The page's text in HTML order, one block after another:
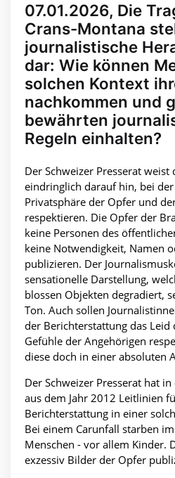
07.01.2026, Die
Crans-Montana
journalistische
dar: Wie können
solchen Kontext
nachkommen und
bewährten
Regeln einhalten?
Der Schweizer Presserat
eindringlich darauf hin, bei
Privatsphäre der Opfer und
respektieren. Die Opfer der
keine Personen des
keine Notwendigkeit, Namen
publizieren. Der
sensationelle Darstellung,
blossen Objekten degradiert,
Ton. Auch sollen
der Berichterstattung das
Gefühle der Angehörigen
diese doch in einer absoluten
Der Schweizer Presserat hat
aus dem Jahr 2012 Leitlinien
Berichterstattung in einer
Bei einem Carunfall starben
Menschen - vor allem Kinder.
exzessiv Bilder der Opfer